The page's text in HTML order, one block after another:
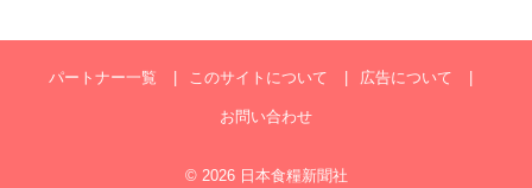
パートナー一覧 このサイトについて 広告について
お問い合わせ
© 2026 日本食糧新聞社